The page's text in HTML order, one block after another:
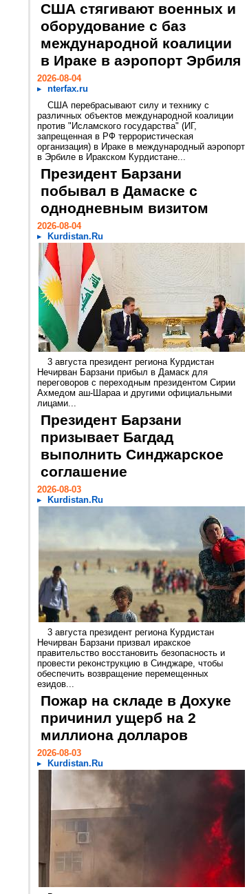
США стягивают военных и
оборудование с баз
международной коалиции
в Ираке в аэропорт Эрбиля
2026-08-04
nterfax.ru
США перебрасывают силу и технику с
различных объектов международной коалиции
против "Исламского государства" (ИГ,
запрещенная в РФ террористическая
организация) в Ираке в международный аэропорт
в Эрбиле в Иракском Курдистане...
Президент Барзани
побывал в Дамаске с
однодневным визитом
2026-08-04
Kurdistan.Ru
3 августа президент региона Курдистан
Нечирван Барзани прибыл в Дамаск для
переговоров с переходным президентом Сирии
Ахмедом аш-Шараа и другими официальными
лицами...
Президент Барзани
призывает Багдад
выполнить Синджарское
соглашение
2026-08-03
Kurdistan.Ru
3 августа президент региона Курдистан
Нечирван Барзани призвал иракское
правительство восстановить безопасность и
провести реконструкцию в Синджаре, чтобы
обеспечить возвращение перемещенных
езидов...
Пожар на складе в Дохуке
причинил ущерб на 2
миллиона долларов
2026-08-03
Kurdistan.Ru